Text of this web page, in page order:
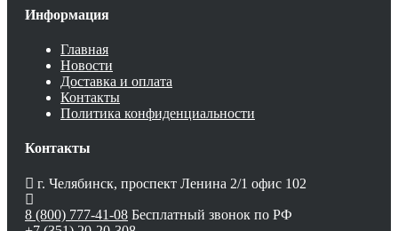
Информация
Главная
Новости
Доставка и оплата
Контакты
Политика конфиденциальности
Контакты
г. Челябинск, проспект Ленина 2/1 офис 102
8 (800) 777-41-08 Бесплатный звонок по РФ